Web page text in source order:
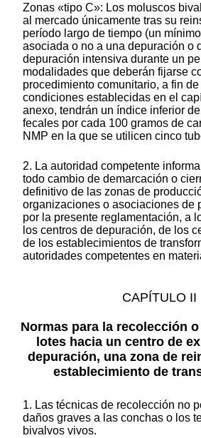
Zonas «tipo C»: Los moluscos
al mercado únicamente tras su
período largo de tiempo (un
asociada o no a una depuración o
depuración intensiva durante un
modalidades que deberán fijarse
procedimiento comunitario, a fin
condiciones establecidas en el
anexo, tendrán un índice inferior
fecales por cada 100 gramos de
NMP en la que se utilicen cinco
2. La autoridad competente
todo cambio de demarcación o
definitivo de las zonas de
organizaciones o asociaciones de
por la presente reglamentación, a
los centros de depuración, de los
de los establecimientos de
autoridades competentes en
CAPÍTULO II
Normas para la recolección
lotes hacia un centro de
depuración, una zona de
establecimiento de
1. Las técnicas de recolección no
daños graves a las conchas o los
bivalvos vivos.